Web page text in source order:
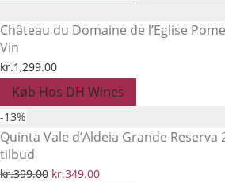
Château du Domaine de l’Eglise
Vin
kr.1,299.00
Køb Hos DH Wines
-13%
Quinta Vale d’Aldeia Grande Reserva
tilbud
kr.399.00 Den
kr.349.00Den